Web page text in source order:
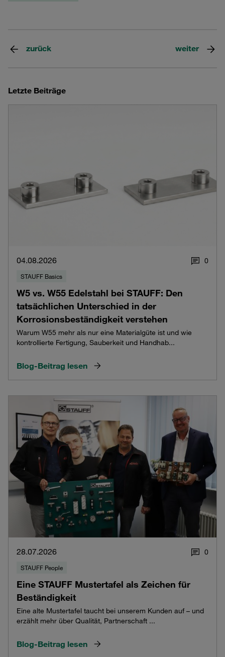
zurück weiter
Letzte Beiträge
04.08.2026 0
STAUFF Basics
W5 vs. W55 Edelstahl bei STAUFF: Den
tatsächlichen Unterschied in der
Korrosionsbeständigkeit verstehen
Warum W55 mehr als nur eine Materialgüte ist und wie
kontrollierte Fertigung, Sauberkeit und Handhab...
Blog-Beitrag lesen
28.07.2026 0
STAUFF People
Eine STAUFF Mustertafel als Zeichen für
Beständigkeit
Eine alte Mustertafel taucht bei unserem Kunden auf – und
erzählt mehr über Qualität, Partnerschaft ...
Blog-Beitrag lesen